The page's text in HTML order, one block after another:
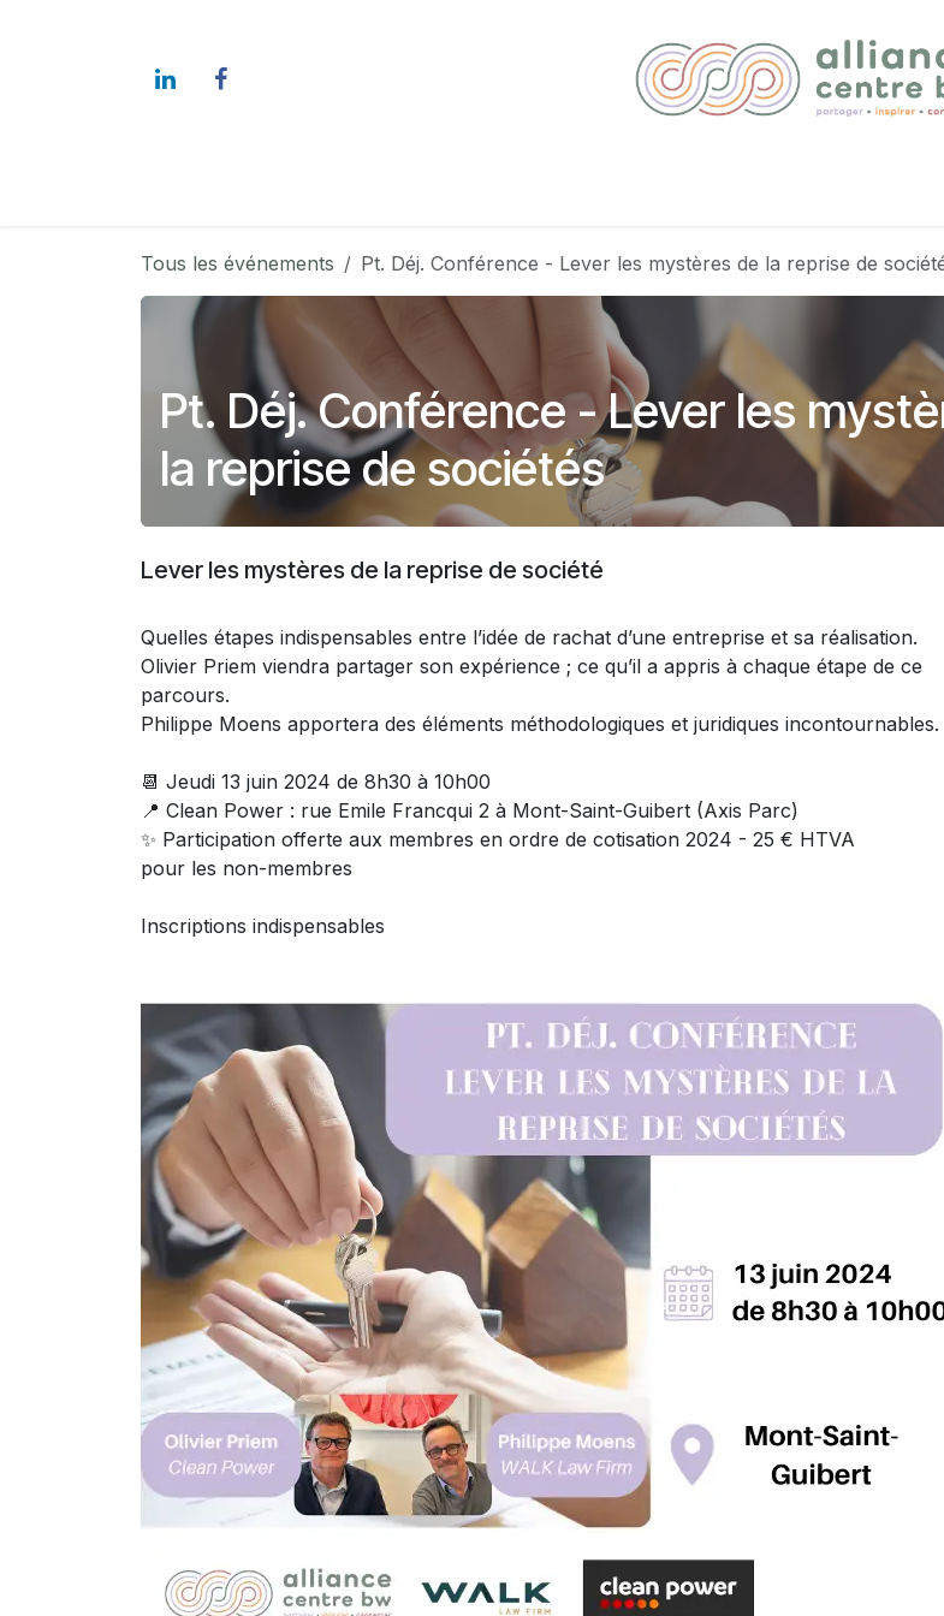
Tous les événements Pt. Déj. Conférence - Lever les mystères de la reprise de
Pt. Déj. Conférence - Lever les
la reprise de sociétés
Lever les mystères de la reprise de société
Quelles étapes indispensables entre l’idée de rachat d’une entreprise et sa réalisation.
Olivier Priem viendra partager son expérience ; ce qu’il a appris à chaque étape de ce
parcours.
Philippe Moens apportera des éléments méthodologiques et juridiques incontournables.
📆 Jeudi 13 juin 2024 de 8h30 à 10h00
📍 Clean Power : rue Emile Francqui 2 à Mont-Saint-Guibert (Axis Parc)
✨ Participation offerte aux membres en ordre de cotisation 2024 - 25 € HTVA
pour les non-membres
Inscriptions indispensables